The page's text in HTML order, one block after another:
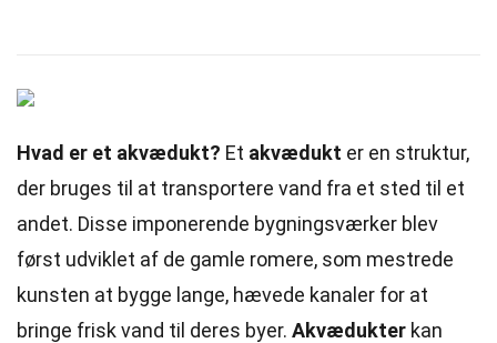
Hvad er et akvædukt? Et akvædukt er en struktur,
der bruges til at transportere vand fra et sted til et
andet. Disse imponerende bygningsværker blev
først udviklet af de gamle romere, som mestrede
kunsten at bygge lange, hævede kanaler for at
bringe frisk vand til deres byer. Akvædukter kan